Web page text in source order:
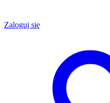
Zaloguj się